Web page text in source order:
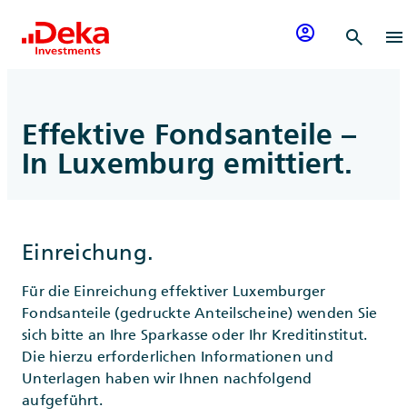
account_circle search menu
Effektive Fondsanteile –
In Luxemburg emittiert.
Einreichung.
Für die Einreichung effektiver Luxemburger
Fondsanteile (gedruckte Anteilscheine) wenden Sie
sich bitte an Ihre Sparkasse oder Ihr Kreditinstitut.
Die hierzu erforderlichen Informationen und
Unterlagen haben wir Ihnen nachfolgend
aufgeführt.